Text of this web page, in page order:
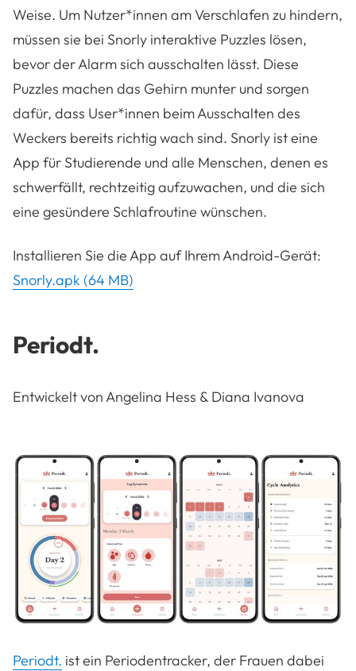
Weise. Um Nutzer*innen am Verschlafen zu hindern,
müssen sie bei Snorly interaktive Puzzles lösen,
bevor der Alarm sich ausschalten lässt. Diese
Puzzles machen das Gehirn munter und sorgen
dafür, dass User*innen beim Ausschalten des
Weckers bereits richtig wach sind. Snorly ist eine
App für Studierende und alle Menschen, denen es
schwerfällt, rechtzeitig aufzuwachen, und die sich
eine gesündere Schlafroutine wünschen.
Installieren Sie die App auf Ihrem Android-Gerät:
Snorly.apk (64 MB)
Periodt.
Entwickelt von Angelina Hess & Diana Ivanova
Periodt. ist ein Periodentracker, der Frauen dabei